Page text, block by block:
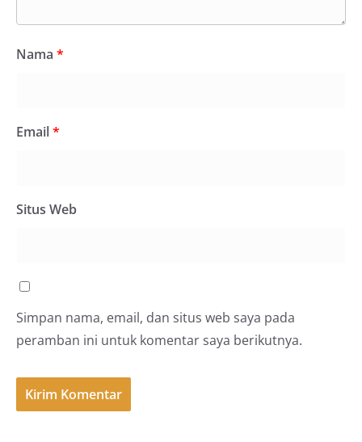
Nama *
Email*
Situs Web
Simpan nama, email, dan situs web saya pada
peramban ini untuk komentar saya berikutnya.